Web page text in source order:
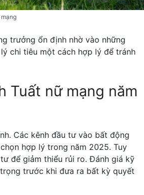
trưởng ổn định nhờ vào những
chi tiêu một cách hợp lý để tránh
Tuất nữ mạng năm
Các kênh đầu tư vào bất động
hợp lý trong năm 2025. Tuy
để giảm thiểu rủi ro. Đánh giá kỹ
trước khi đưa ra bất kỳ quyết